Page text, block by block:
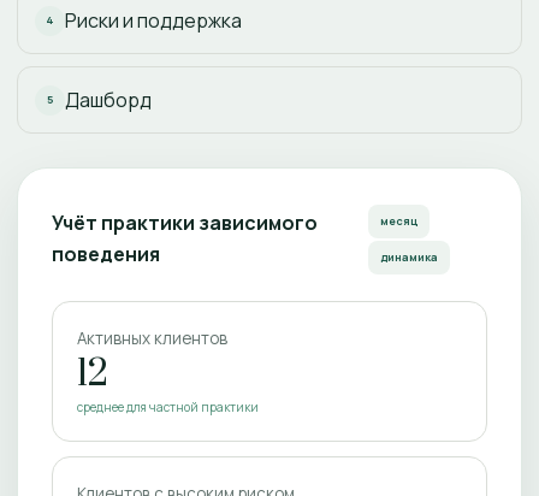
4 Риски и поддержка
5 Дашборд
Учёт практики зависимого
поведения
месяц
динамика
Активных клиентов
12
среднее для частной практики